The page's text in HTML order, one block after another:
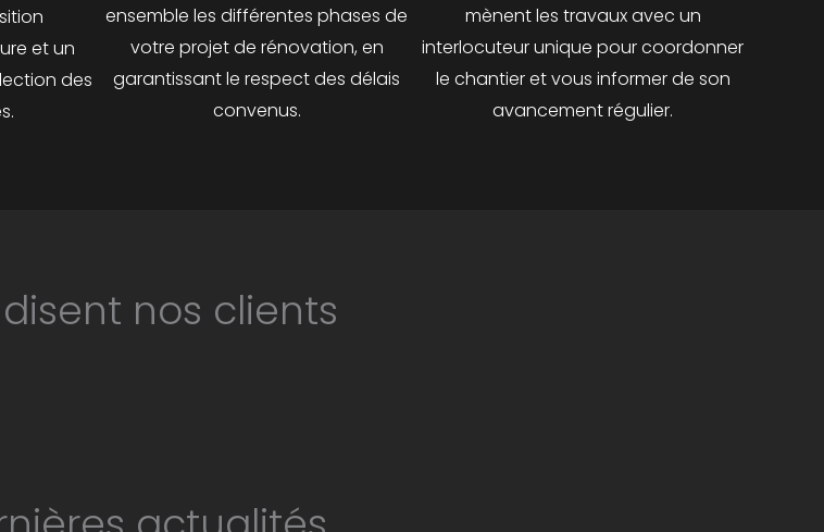
et un
des
ensemble les différentes phases de
votre projet de rénovation, en
garantissant le respect des délais
convenus.
mènent les travaux avec un
interlocuteur unique pour coordonner
le chantier et vous informer de son
avancement régulier.
nos clients